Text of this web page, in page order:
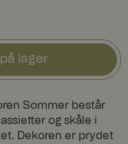
på lager
Sommer består
og skåle i
Dekoren er prydet